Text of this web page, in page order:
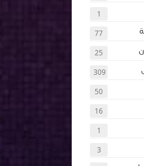
1
77
25
309
50
16
1
3